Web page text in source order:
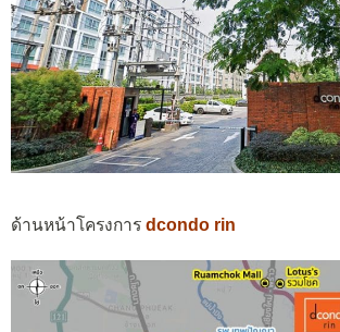
ด้านหน้าโครงการ dcondo rin